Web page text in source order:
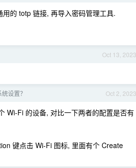
的 totp 链接, 再导入密码管理工具.
Oct 13, 2023
Oct 2, 2023
设置？
Wi-Fi 的设备, 对比一下两者的配置是否有
键点击 Wi-Fi 图标, 里面有个 Create